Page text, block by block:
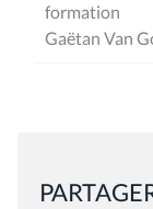
formation
Gaëtan Van